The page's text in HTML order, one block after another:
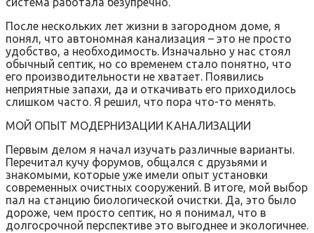
После нескольких лет жизни в загородном доме, я
понял, что автономная канализация – это не просто
удобство, а необходимость. Изначально у нас стоял
обычный септик, но со временем стало понятно, что
его производительности не хватает. Появились
неприятные запахи, да и откачивать его приходилось
слишком часто. Я решил, что пора что-то менять.
МОЙ ОПЫТ МОДЕРНИЗАЦИИ КАНАЛИЗАЦИИ
Первым делом я начал изучать различные варианты.
Перечитал кучу форумов, общался с друзьями и
знакомыми, которые уже имели опыт установки
современных очистных сооружений. В итоге, мой выбор
пал на станцию биологической очистки. Да, это было
дороже, чем просто септик, но я понимал, что в
долгосрочной перспективе это выгоднее и экологичнее.